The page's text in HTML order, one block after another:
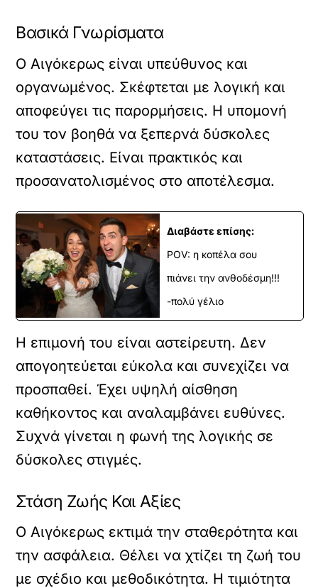
Βασικά Γνωρίσματα
Ο Αιγόκερως είναι υπεύθυνος και
οργανωμένος. Σκέφτεται με λογική και
αποφεύγει τις παρορμήσεις. Η υπομονή
του τον βοηθά να ξεπερνά δύσκολες
καταστάσεις. Είναι πρακτικός και
προσανατολισμένος στο αποτέλεσμα.
Διαβάστε επίσης:
POV: η κοπέλα σου
πιάνει την ανθοδέσμη!!!
-πολύ γέλιο
Η επιμονή του είναι αστείρευτη. Δεν
απογοητεύεται εύκολα και συνεχίζει να
προσπαθεί. Έχει υψηλή αίσθηση
καθήκοντος και αναλαμβάνει ευθύνες.
Συχνά γίνεται η φωνή της λογικής σε
δύσκολες στιγμές.
Στάση Ζωής Και Αξίες
Ο Αιγόκερως εκτιμά την σταθερότητα και
την ασφάλεια. Θέλει να χτίζει τη ζωή του
με σχέδιο και μεθοδικότητα. Η τιμιότητα